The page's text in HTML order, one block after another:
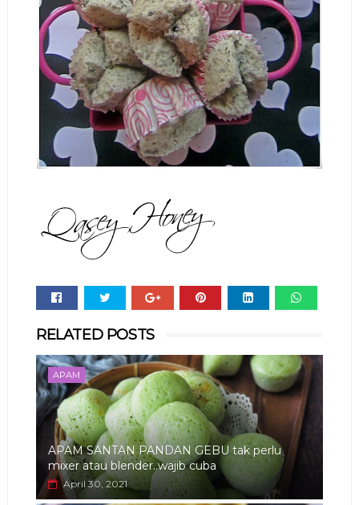
RELATED POSTS
APAM
APAM SANTAN PANDAN GEBU tak perlu
mixer atau blender..wajib cuba
April 30, 2021